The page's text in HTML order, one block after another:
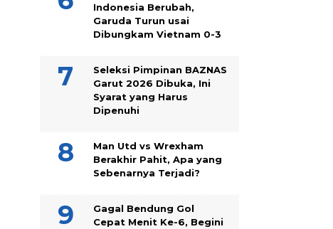
Indonesia Berubah,
Garuda Turun usai
Dibungkam Vietnam 0-3
Seleksi Pimpinan BAZNAS
Garut 2026 Dibuka, Ini
Syarat yang Harus
Dipenuhi
Man Utd vs Wrexham
Berakhir Pahit, Apa yang
Sebenarnya Terjadi?
Gagal Bendung Gol
Cepat Menit Ke-6, Begini